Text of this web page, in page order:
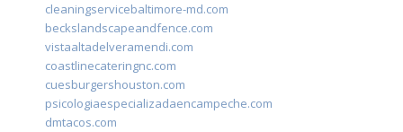
cleaningservicebaltimore-md.com
beckslandscapeandfence.com
vistaaltadelveramendi.com
coastlinecateringnc.com
cuesburgershouston.com
psicologiaespecializadaencampeche.com
dmtacos.com